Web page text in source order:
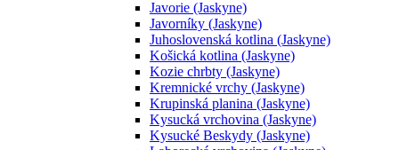
Javorie (Jaskyne)
Javorníky (Jaskyne)
Juhoslovenská kotlina (Jaskyne)
Košická kotlina (Jaskyne)
Kozie chrbty (Jaskyne)
Kremnické vrchy (Jaskyne)
Krupinská planina (Jaskyne)
Kysucká vrchovina (Jaskyne)
Kysucké Beskydy (Jaskyne)